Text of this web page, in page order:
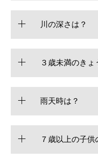
川の深さは？
３歳未満のき
雨天時は？
７歳以上の子供